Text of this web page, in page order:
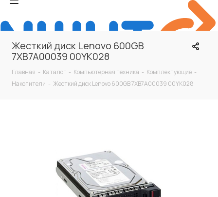
Жесткий диск Lenovo 600GB
7XB7A00039 00YK028
Главная - Каталог - Компьютерная техника - Комплектующие -
Накопители - Жесткий диск Lenovo 600GB 7XB7A00039 00YK028